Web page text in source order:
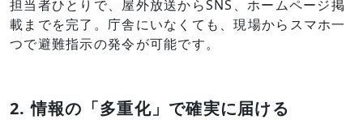
担当者ひとりで、屋外放送からSNS、ホームページ掲
載までを完了。庁舎にいなくても、現場からスマホ一
つで避難指示の発令が可能です。
2. 情報の「多重化」で確実に届ける